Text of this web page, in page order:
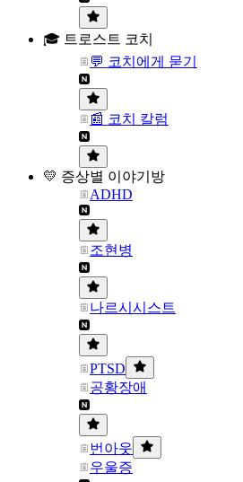
🎓 트로스트 코치
💬 코치에게 묻기
📰 코치 칼럼
💛 증상별 이야기방
ADHD
조현병
나르시시스트
PTSD
공황장애
번아웃
우울증